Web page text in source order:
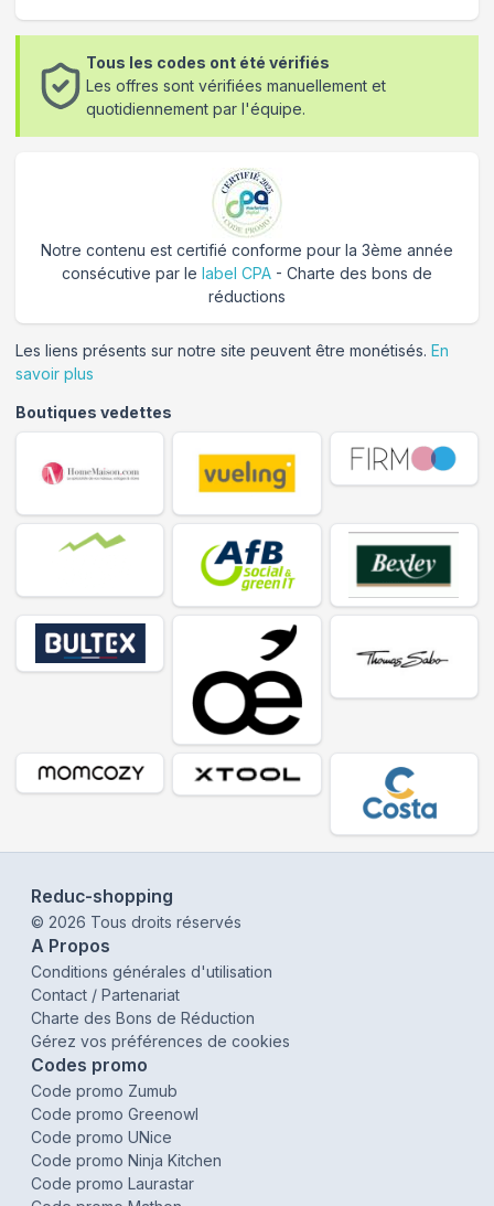
Tous les codes ont été vérifiés
Les offres sont vérifiées manuellement et
quotidiennement par l'équipe.
Notre contenu est certifié conforme pour la 3ème année
consécutive par le label CPA - Charte des bons de
réductions
Les liens présents sur notre site peuvent être monétisés. En
savoir plus
Boutiques vedettes
Reduc-shopping
© 2026 Tous droits réservés
A Propos
Conditions générales d'utilisation
Contact / Partenariat
Charte des Bons de Réduction
Gérez vos préférences de cookies
Codes promo
Code promo Zumub
Code promo Greenowl
Code promo UNice
Code promo Ninja Kitchen
Code promo Laurastar